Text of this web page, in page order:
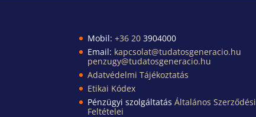
Mobil:+36 203904000
Email: kapcsolat@tudatosgeneracio.hu
penzugy@tudatosgeneracio.hu
Adatvédelmi Tájékoztatás
Etikai Kódex
Pénzügyi szolgáltatásÁltalános Szerződési
Feltételei